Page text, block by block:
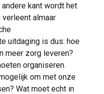
kant wordt het
almaar
uitdaging is dus: hoe
meer zorg leveren?
organiseren.
om met onze
Wat moet echt in